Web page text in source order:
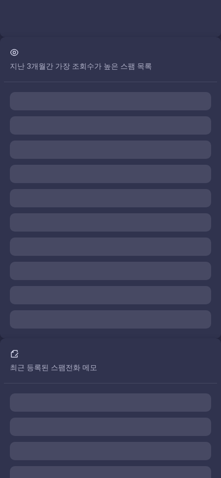
지난 3개월간 가장 조회수가 높은 스팸 목록
최근 등록된 스팸전화 메모